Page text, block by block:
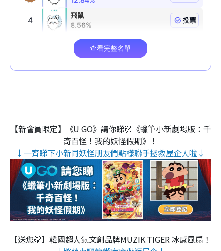
【新會員限定】《U GO》請你睇👹《蠟筆小新劇場版：千
奇百怪！我的妖怪假期》！
↓一齊睇下小新同妖怪朋友們點樣聯手拯救屋企人啦↓
【送您🐯】韓國超人氣文創品牌MUZIK TIGER 冰感風扇！